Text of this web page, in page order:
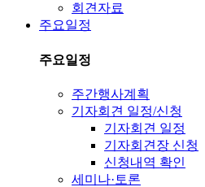
회견자료
주요일정
주요일정
주간행사계획
기자회견 일정/신청
기자회견 일정
기자회견장 신청
신청내역 확인
세미나·토론